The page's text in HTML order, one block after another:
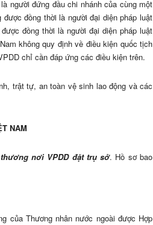
người đứng đầu chi nhánh của cùng một
đồng thời là người đại diện pháp luật
đồng thời là người đại diện pháp luật
không quy định về điều kiện quốc tịch
chỉ cần đáp ứng các điều kiện trên.
trật tự, an toàn vệ sinh lao động và các
NAM
nơi VPDD đặt trụ sở. Hồ sơ bao
của Thương nhân nước ngoài được Hợp